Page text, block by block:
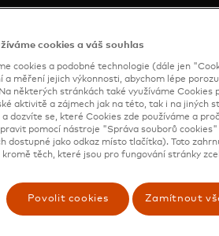
můžete
cookies a váš souhlas
cookies a podobné technologie (dále jen
a měření jejich výkonnosti, abychom lépe
některých stránkách také využíváme Cookies
aktivitě a zájmech jak na této, tak i na jiných
a dozvíte se, které Cookies zde používáme a
pomocí nástroje "Správa souborů
dostupné jako odkaz místo tlačítka). Toto
kromě těch, které jsou pro fungování stránky
Povolit cookies Zamítnout